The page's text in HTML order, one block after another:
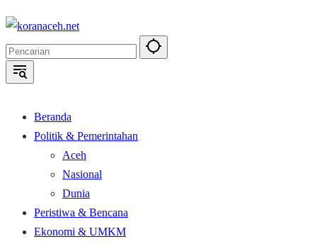
Langsung
konten
Beranda
Politik & Pemerintahan
Aceh
Nasional
Dunia
Peristiwa & Bencana
Ekonomi & UMKM